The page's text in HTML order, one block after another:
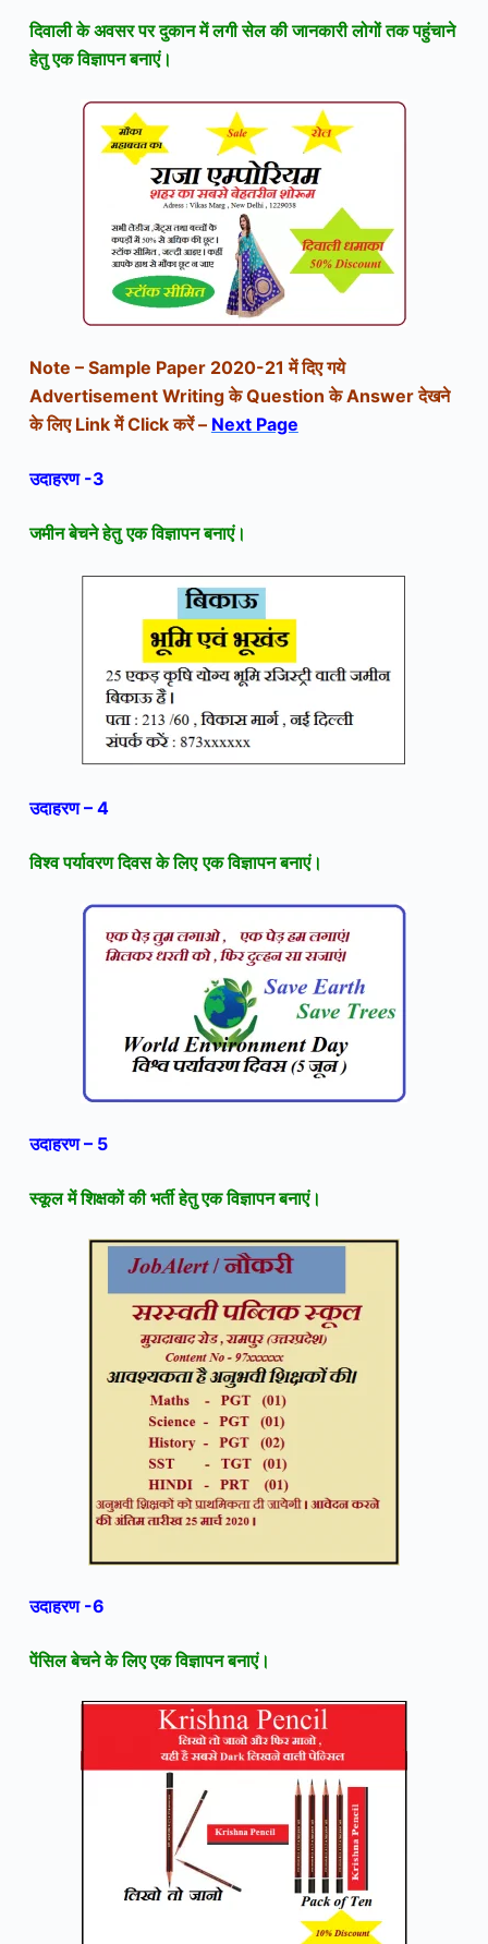
दिवाली के अवसर पर दुकान में लगी सेल की जानकारी लोगों तक पहुंचाने
हेतुएक विज्ञापन बनाएं।
Note – Sample Paper 2020-21 में दिए गये
Advertisement Writing केQuestion के Answer देखने
के लिए Link में Click करें – Next Page
उदाहरण -3
जमीन बेचने हेतु एक विज्ञापन बनाएं।
उदाहरण – 4
विश्व पर्यावरण दिवस के लिए एक विज्ञापन बनाएं।
उदाहरण – 5
स्कूल में शिक्षकों की भर्ती हेतुएक विज्ञापन बनाएं।
उदाहरण -6
पेंसिल बेचने के लिएएक विज्ञापन बनाएं।